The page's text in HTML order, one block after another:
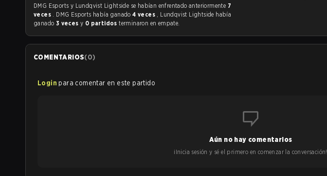
DMG Esports y Lundqvist Lightside se habían enfrentado anteriormente 7
veces . DMG Esports había ganado4 veces , Lundqvist Lightside había
ganado 3 veces y 0 partidosterminaron en empate.
COMENTARIOS(0)
Login para comentar en este partido
Aún no hay comentarios
¡Inicia sesión y sé el primero en comenzar la conversación!